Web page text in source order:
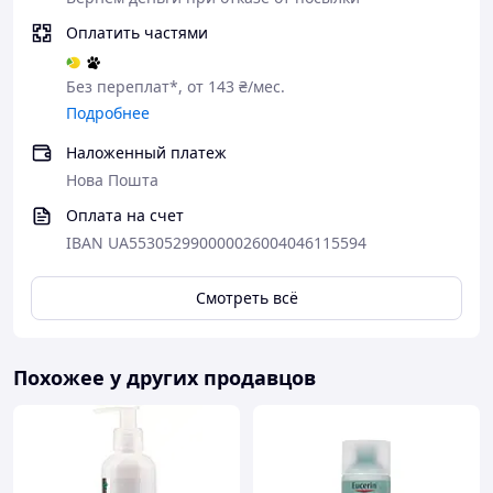
Оплатить частями
Без переплат*, от 143 ₴/мес.
Подробнее
Наложенный платеж
Нова Пошта
Оплата на счет
IBAN UA553052990000026004046115594
Смотреть всё
Похожее у других продавцов